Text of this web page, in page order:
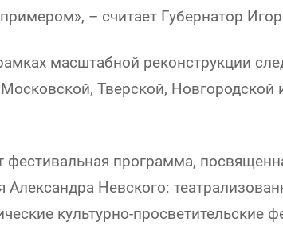
– считает Губернатор
масштабной реконструкции
Тверской, Новгородской
фестивальная программа,
Александра Невского:
культурно-просветительские